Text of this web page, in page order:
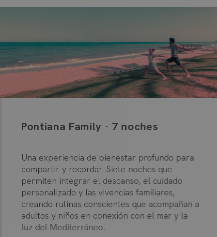
Pontiana Family · 7 noches
Una experiencia de bienestar profundo para
compartir y recordar. Siete noches que
permiten integrar el descanso, el cuidado
personalizado y las vivencias familiares,
creando rutinas conscientes que acompañan a
adultos y niños en conexión con el mar y la
luz del Mediterráneo.